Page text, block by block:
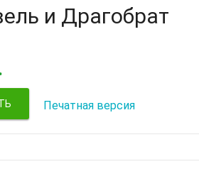
и Драгобрат
Печатная версия